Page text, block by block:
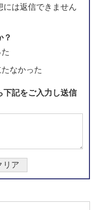
には返信できません
？
なかった
下記をご入力し送信